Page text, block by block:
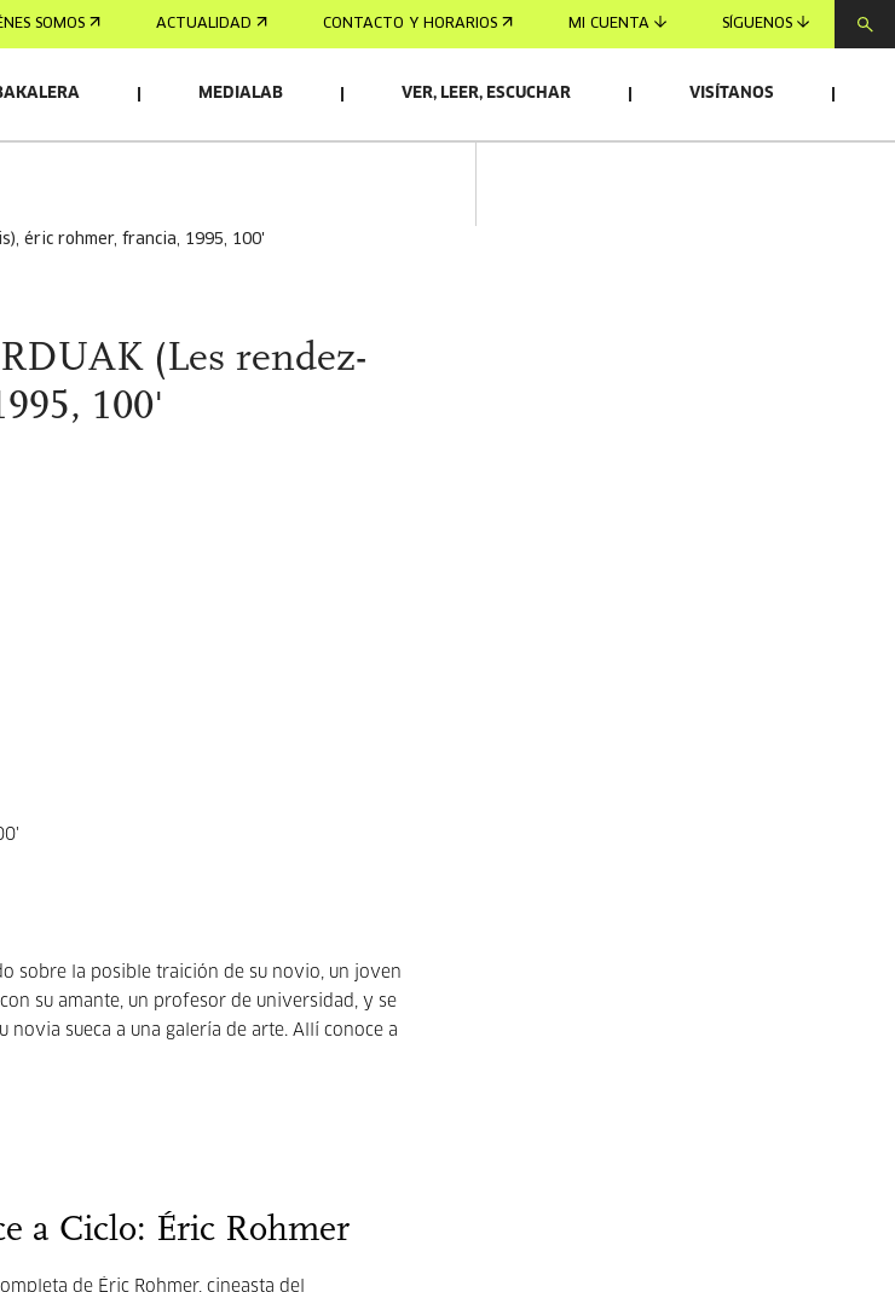
SOMOS ACTUALIDAD CONTACTO Y HORARIOS MI CUENTA SÍGUENOS
MEDIALAB VER, LEER, ESCUCHAR VISÍTANOS
éric rohmer, francia, 1995, 100'
(Les rendez-
100'
sobre la posible traición de su novio, un joven
su amante, un profesor de universidad, y se
sueca a una galería de arte. Allí conoce a
a Ciclo: Éric Rohmer
de Éric Rohmer, cineasta del